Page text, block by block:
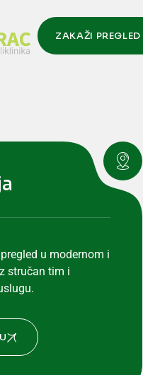
ZAKAŽI PREGLED
u modernom i
stručan tim i